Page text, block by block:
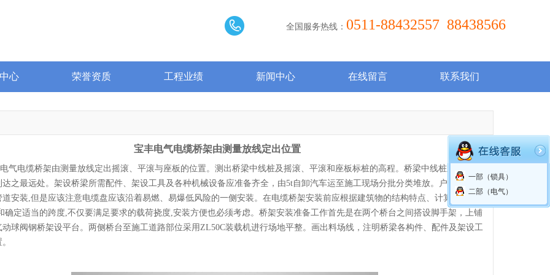
全国服务热线： 0511-88432557 88438566
心 荣誉资质 工程业绩 新闻中心 在线留言 联系我们
一部（锁具）
二部（电气）
宝丰电气电缆桥架由测量放线定出位置
缆桥架由测量放线定出摇滚、平滚与座板的位置。测出桥梁中线桩及摇滚、平滚和座板标桩的高程。桥梁中线桩应测至对
之最远处。架设桥梁所需配件、架设工具及各种机械设备应准备齐全，由5t自卸汽车运至施工现场分批分类堆放。户外可以考
安装,但是应该注意电缆盘应该沿着易燃、易爆低风险的一侧安装。在电缆桥架安装前应根据建筑物的结构特点、计算负荷,桥
确定适当的跨度,不仅要满足要求的载荷挠度,安装方便也必须考虑。桥架安装准备工作首先是在两个桥台之间搭设脚手架，上铺
球阀钢桥架设平台。两侧桥台至施工道路部位采用ZL50C装载机进行场地平整。画出料场线，注明桥梁各构件、配件及架设工